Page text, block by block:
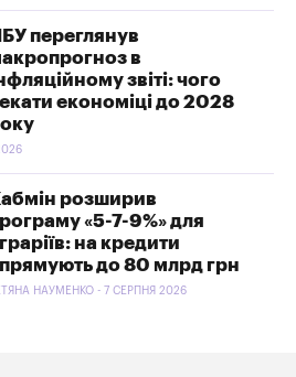
переглянув
в
звіті: чого
економіці до 2028
розширив
«5-7-9%» для
на кредити
до 80 млрд грн
НАУМЕНКО - 7 СЕРПНЯ 2026